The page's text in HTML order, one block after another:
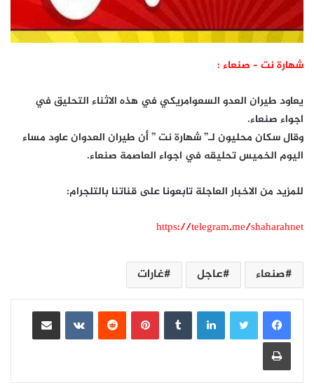
شهارة نت – صنعاء :
يعاود طيران العدو السعوامريكي في هذه الاثناء التحليق في
اجواء صنعاء.
وقال سكان محليون لـ” شهارة نت ” أن طيران العدوان عاود مساء
اليوم الخميس تحليقه في اجواء العاصمة صنعاء.
للمزيد من الاخبار العاجلة تابعونا على قناتنا بالتلجرام:
https://telegram.me/shaharahnet
صنعاء عاجل غارات
لينكدإن بينتيريست
مشاركة عبر البريد
طباعة